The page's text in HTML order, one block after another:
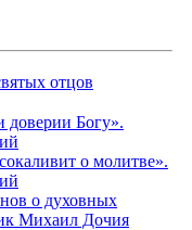
отцов
доверии Богу».
о молитве».
о духовных
Михаил Дочия